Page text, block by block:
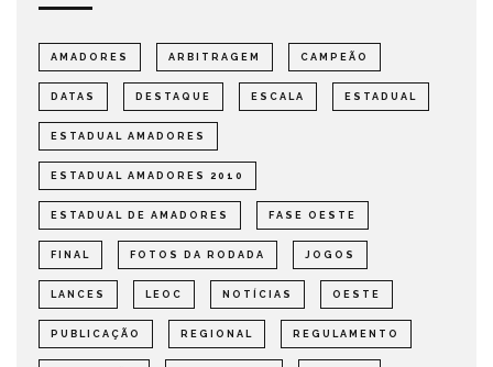
AMADORES ARBITRAGEM CAMPEÃO
DATAS DESTAQUE ESCALA ESTADUAL
ESTADUAL AMADORES
ESTADUAL AMADORES 2010
ESTADUAL DE AMADORES FASE OESTE
FINAL FOTOS DA RODADA JOGOS
LANCES LEOC NOTÍCIAS OESTE
PUBLICAÇÃO REGIONAL REGULAMENTO